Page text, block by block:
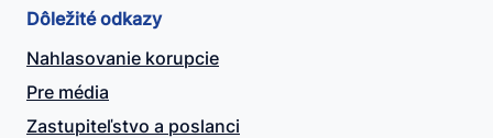
Dôležité odkazy
Nahlasovanie korupcie
Pre média
Zastupiteľstvo a poslanci